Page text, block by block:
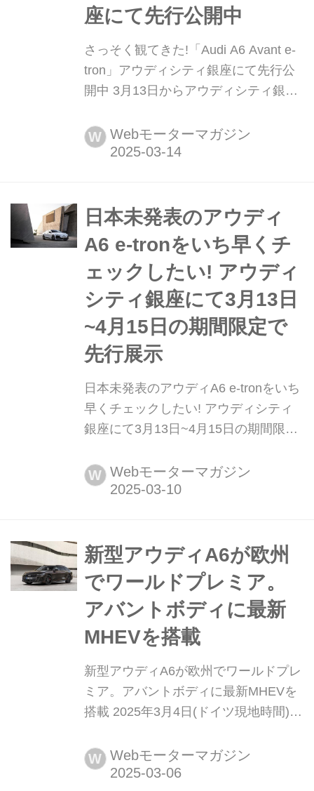
座にて先行公開中
さっそく観てきた!「Audi A6 Avant e-
tron」アウディシティ銀座にて先行公
開中 3月13日からアウディシティ銀座
発表のアウディA6 e-tronシリーズより
Audi A6 Avant e-tron パフォーマンス
W Webモーターマガジン
日本未発表のアウディ
A6 e-tronをいち早くチ
ェックしたい! アウディ
シティ銀座にて3月13日
~4月15日の期間限定で
先行展示
日本未発表のアウディA6 e-tronをいち
早くチェックしたい! アウディシティ
銀座にて3月13日~4月15日の期間限定
ディ正規販売店契約をするミッドアル
ファは、アウディA6 e-tronシリーズよ
月15日までの期間限定で行うことを発
表した。
W Webモーターマガジン
新型アウディA6が欧州
でワールドプレミア。
アバントボディに最新
MHEVを搭載
新型アウディA6が欧州でワールドプレ
ミア。アバントボディに最新MHEVを
搭載 2025年3月4日(ドイツ現地時間)、
術を採用した新型「A6」を世界初公開
した。先行して登場したバッテリーEV
W Webモーターマガジン